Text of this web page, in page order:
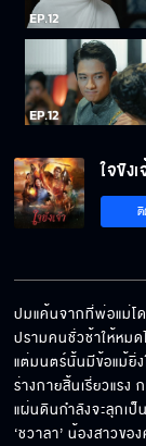
ใจขังเ
ปมแค้นจากที่พ่อแม่โ
ปรามคนชั่วช้าให้หมด
แต่มนตร์นั้นมีข้อแม้ยิ่
ร่างกายสิ้นเรี่ยวแรง
แผ่นดินกำลังจะลุกเป็
‘ชวาลา’ น้องสาวขอ